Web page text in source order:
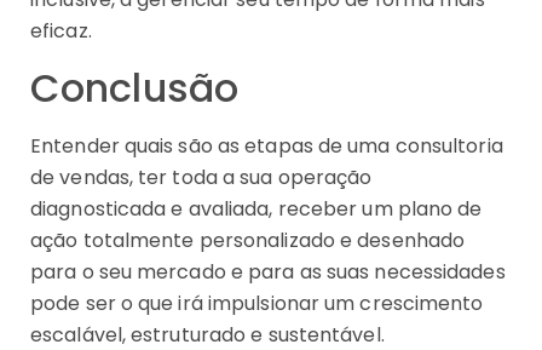
eficaz.
Conclusão
Entender quais são as etapas de uma consultoria
de vendas, ter toda a sua operação
diagnosticada e avaliada, receber um plano de
ação totalmente personalizado e desenhado
para o seu mercado e para as suas necessidades
pode ser o que irá impulsionar um crescimento
escalável, estruturado e sustentável.